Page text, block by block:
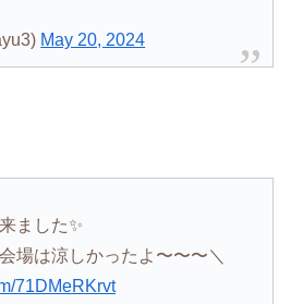
May 20, 2024
ました✨
場は涼しかったよ〜〜〜＼
71DMeRKrvt